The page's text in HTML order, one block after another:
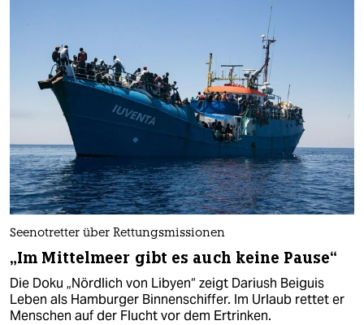
Seenotretter über Rettungsmissionen
„Im Mittelmeer gibt es auch keine Pause“
Die Doku „Nördlich von Libyen“ zeigt Dariush Beiguis
Leben als Hamburger Binnenschiffer. Im Urlaub rettet er
Menschen auf der Flucht vor dem Ertrinken.